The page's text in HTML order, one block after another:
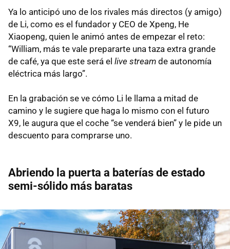
Ya lo anticipó uno de los rivales más directos (y amigo)
de Li, como es el fundador y CEO de Xpeng, He
Xiaopeng, quien le animó antes de empezar el reto:
“William, más te vale prepararte una taza extra grande
de café, ya que este será el live stream de autonomía
eléctrica más largo”.
En la grabación se ve cómo Li le llama a mitad de
camino y le sugiere que haga lo mismo con el futuro
X9, le augura que el coche “se venderá bien” y le pide un
descuento para comprarse uno.
Abriendo la puerta a baterías de estado
semi-sólido más baratas